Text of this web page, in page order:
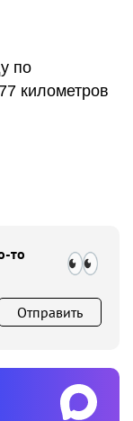
по
километров
то
Отправить